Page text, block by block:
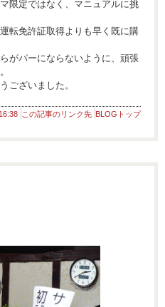
限定ではなく、マニュアルに挑
転免許証取得よりも早く既に購
がパーにならないように、頑張
ございました。
この記事のリンク先 BLOGトップ